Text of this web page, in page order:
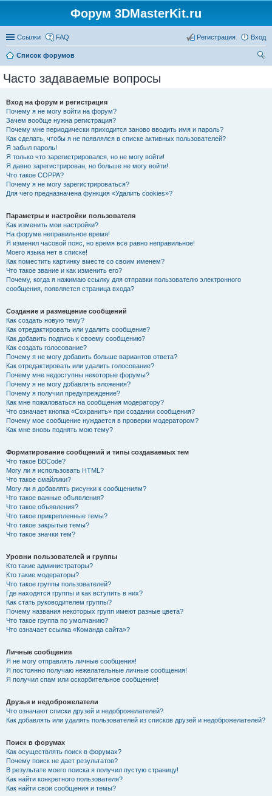
Форум 3DMasterKit.ru
Ссылки FAQ Вход
Регистрация
Список форумов
Часто задаваемые вопросы
Вход на форум и регистрация
Почему я не могу войти на форум?
Зачем вообще нужна регистрация?
Почему мне периодически приходится заново вводить имя и пароль?
Как сделать, чтобы я не появлялся в списке активных пользователей?
Я забыл пароль!
Я только что зарегистрировался, но не могу войти!
Я давно зарегистрирован, но больше не могу войти!
Что такое COPPA?
Почему я не могу зарегистрироваться?
Для чего предназначена функция «Удалить cookies»?
Параметры и настройки пользователя
Как изменить мои настройки?
На форуме неправильное время!
Я изменил часовой пояс, но время все равно неправильное!
Моего языка нет в списке!
Как поместить картинку вместе со своим именем?
Что такое звание и как изменить его?
Почему, когда я нажимаю ссылку для отправки пользователю электронного
сообщения, появляется страница входа?
Создание и размещение сообщений
Как создать новую тему?
Как отредактировать или удалить сообщение?
Как добавить подпись к своему сообщению?
Как создать голосование?
Почему я не могу добавить больше вариантов ответа?
Как отредактировать или удалить голосование?
Почему мне недоступны некоторые форумы?
Почему я не могу добавлять вложения?
Почему я получил предупреждение?
Как мне пожаловаться на сообщения модератору?
Что означает кнопка «Сохранить» при создании сообщения?
Почему мое сообщение нуждается в проверки модератором?
Как мне вновь поднять мою тему?
Форматирование сообщений и типы создаваемых тем
Что такое BBCode?
Могу ли я использовать HTML?
Что такое смайлики?
Могу ли я добавлять рисунки к сообщениям?
Что такое важные объявления?
Что такое объявления?
Что такое прикрепленные темы?
Что такое закрытые темы?
Что такое значки тем?
Уровни пользователей и группы
Кто такие администраторы?
Кто такие модераторы?
Что такое группы пользователей?
Где находятся группы и как вступить в них?
Как стать руководителем группы?
Почему названия некоторых групп имеют разные цвета?
Что такое группа по умолчанию?
Что означает ссылка «Команда сайта»?
Личные сообщения
Я не могу отправлять личные сообщения!
Я постоянно получаю нежелательные личные сообщения!
Я получил спам или оскорбительное сообщение!
Друзья и недоброжелатели
Что означают списки друзей и недоброжелателей?
Как добавлять или удалять пользователей из списков друзей и недоброжелателей?
Поиск в форумах
Как осуществлять поиск в форумах?
Почему поиск не дает результатов?
В результате моего поиска я получил пустую страницу!
Как найти конкретного пользователя?
Как найти свои сообщения и темы?